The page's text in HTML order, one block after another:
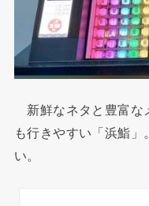
新鮮なネタと豊富な
も行きやすい「浜鮨
い。